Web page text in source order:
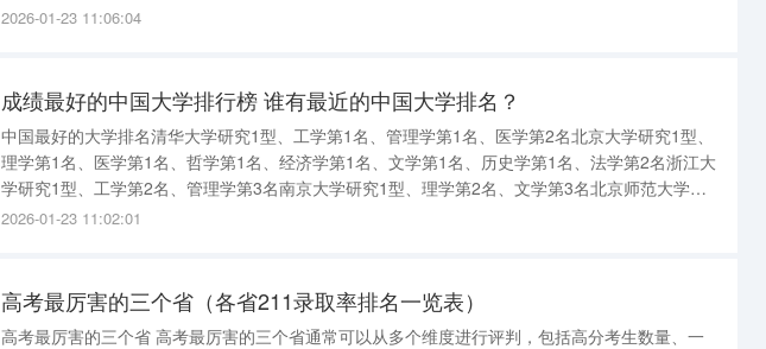
梦模式 山东：考生100万，新高考Ⅰ卷数学/物理难度居全国前列，985录取率1
2026-01-23 11:06:04
成绩最好的中国大学排行榜 谁有最近的中国大学排名？
中国最好的大学排名清华大学研究1型、工学第1名、管理学第1名、医学第2名北京大学研究1型、
理学第1名、医学第1名、哲学第1名、经济学第1名、文学第1名、历史学第1名、法学第2名浙江大
学研究1型、工学第2名、管理学第3名南京大学研究1型、理学第2名、文学第3名北京师范大学研
究1型、教育学第1名、文学第2名上海交通大学研究1型、工学第3名中国科学技术大学研究1型、
2026-01-23 11:02:01
高考最厉害的三个省（各省211录取率排名一览表）
高考最厉害的三个省 高考最厉害的三个省通常可以从多个维度进行评判，包括高分考生数量、一